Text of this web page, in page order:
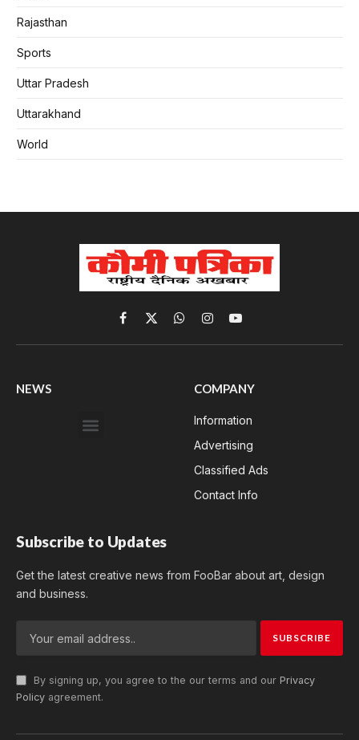
Rajasthan
Sports
Uttar Pradesh
Uttarakhand
World
Facebook
X
(Twitter)
WhatsApp
InstagramYouTube
NEWS COMPANY
Information
Advertising
Classified Ads
Contact Info
Subscribe to Updates
Get the latest creative news from FooBar about art, design
and business.
By signing up, you agree to the our terms and our Privacy
Policy agreement.